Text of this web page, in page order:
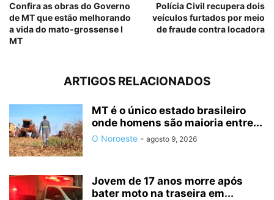
Confira as obras do Governo
de MT que estão melhorando
a vida do mato-grossense I
MT
Polícia Civil recupera dois
veículos furtados por meio
de fraude contra locadora
ARTIGOS RELACIONADOS
MT é o único estado brasileiro
onde homens são maioria entre...
O Noroeste - agosto 9, 2026
Jovem de 17 anos morre após
bater moto na traseira em...